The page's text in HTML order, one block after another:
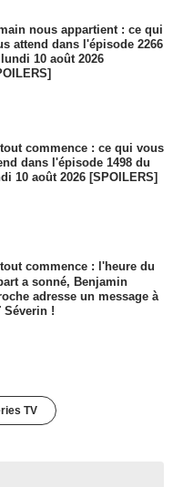
nous appartient : ce qui
attend dans l'épisode 2266
10 août 2026
tout commence : ce qui vous
dans l'épisode 1498 du
10 août 2026 [SPOILERS]
tout commence : l'heure du
a sonné, Benjamin
adresse un message à
Séverin !
TV